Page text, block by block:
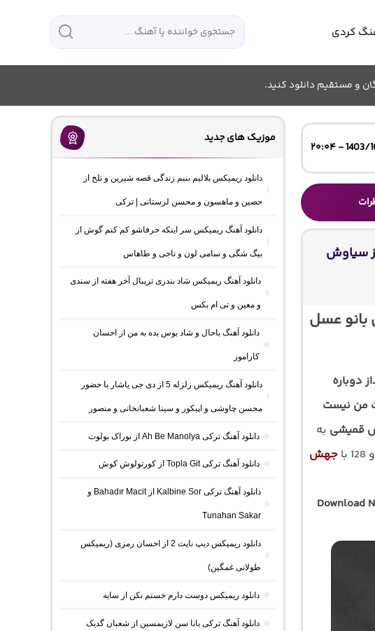
کردی
و مستقیم دانلود کنید.
19 - ۲۰:۰۴
سیاوش
عسل
دوباره
من نیست
قمیشی به
جهش
Download
موزیک های جدید
دانلود ریمیکس بلالیم بنیم زندگی قصه شیرین و تلخ از
حصین و ماهسون و محسن لرستانی | ترکی
دانلود آهنگ ریمیکس سر اینکه حرفاشو کم کنم گوش از
بیگ شگی و سامی لون و ناجی و طاهاس
دانلود آهنگ ریمیکس شاد بندری تریبال آخر هفته از سندی
و معین و تی ام بکس
دانلود آهنگ باحال و شاد بوس بده به من از احسان
کاراموز
دانلود آهنگ ریمیکس زلزله 5 از دی جی یاشار با حضور
محسن چاوشی و اپیکور و سینا شعبانخانی و منصور
دانلود آهنگ ترکی Ah Be Manolya از بوراک بولوت
دانلود آهنگ ترکی Topla Git از کورتولوش کوش
دانلود آهنگ ترکی Kalbine Sor از Bahadır Macit و
Tunahan Sakar
دانلود ریمیکس دیپ نایت 2 از احسان رمزی (ریمیکس
طولانی غمگین)
دانلود ریمیکس دوست دارم خستم نکن از سایه
دانلود آهنگ ترکی بانا سن لازیمسین از شعبان گدیک